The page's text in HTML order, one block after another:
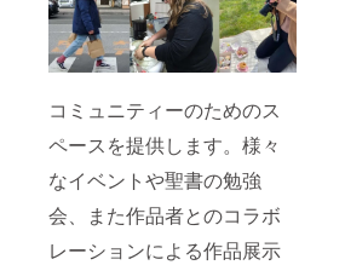
コミュニティーのためのス
ペースを提供します。様々
なイベントや聖書の勉強
会、また作品者とのコラボ
レーションによる作品展示